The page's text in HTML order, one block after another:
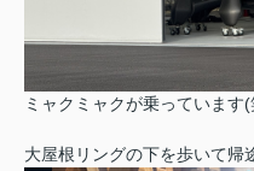
ミャクミャクが乗っています(
大屋根リングの下を歩いて帰